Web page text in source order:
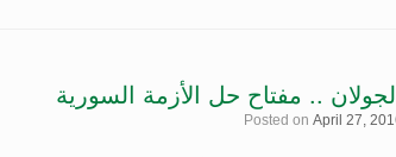
.. مفتاح حل الأزمة السورية
Posted on April 27,